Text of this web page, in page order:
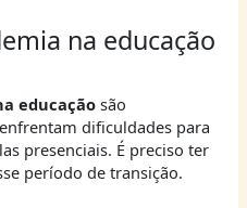
na educação
educação são
dificuldades para
presenciais. É preciso ter
período de transição.